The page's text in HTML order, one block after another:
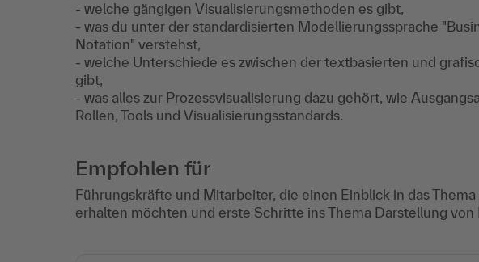
- welche gängigen Visualisierungsmethoden es gibt,
- was du unter der standardisierten Modellierungssprache
Notation" verstehst,
- welche Unterschiede es zwischen der textbasierten und
gibt,
- was alles zur Prozessvisualisierung dazu gehört, wie
Rollen, Tools und Visualisierungsstandards.
Empfohlen für
Führungskräfte und Mitarbeiter, die einen Einblick in das
erhalten möchten und erste Schritte ins Thema Darstellung von